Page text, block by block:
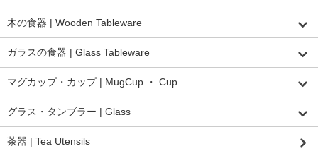
木の食器 | Wooden Tableware
ガラスの食器 | Glass Tableware
マグカップ・カップ | MugCup ・ Cup
グラス・タンブラー | Glass
茶器 | Tea Utensils